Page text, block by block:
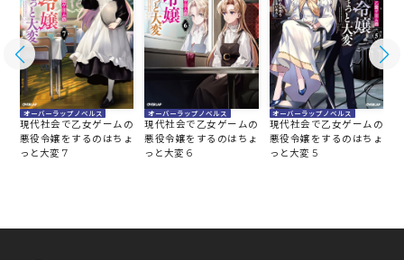
オーバーラップノベルス
現代社会で乙女ゲームの
悪役令嬢をするのはちょ
っと大変 7
オーバーラップノベルス
現代社会で乙女ゲームの
悪役令嬢をするのはちょ
っと大変 6
オーバーラップノベルス
現代社会で乙女ゲームの
悪役令嬢をするのはちょ
っと大変 5